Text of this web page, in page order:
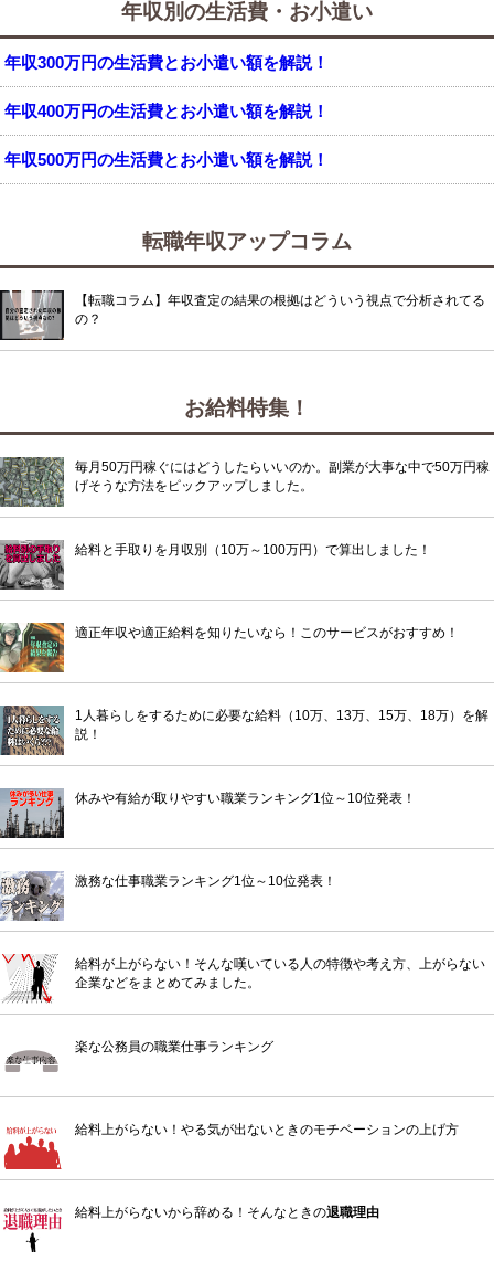
年収別の生活費・お小遣い
年収300万円の生活費とお小遣い額を解説！
年収400万円の生活費とお小遣い額を解説！
年収500万円の生活費とお小遣い額を解説！
転職年収アップコラム
【転職コラム】年収査定の結果の根拠はどういう視点で分析されてる
の？
お給料特集！
毎月50万円稼ぐにはどうしたらいいのか。副業が大事な中で50万円稼
げそうな方法をピックアップしました。
給料と手取りを月収別（10万～100万円）で算出しました！
適正年収や適正給料を知りたいなら！このサービスがおすすめ！
1人暮らしをするために必要な給料（10万、13万、15万、18万）を解
説！
休みや有給が取りやすい職業ランキング1位～10位発表！
激務な仕事職業ランキング1位～10位発表！
給料が上がらない！そんな嘆いている人の特徴や考え方、上がらない
企業などをまとめてみました。
楽な公務員の職業仕事ランキング
給料上がらない！やる気が出ないときのモチベーションの上げ方
給料上がらないから辞める！そんなときの退職理由